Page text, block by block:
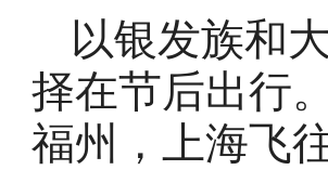
以银发族和
择在节后出行
福州，上海飞